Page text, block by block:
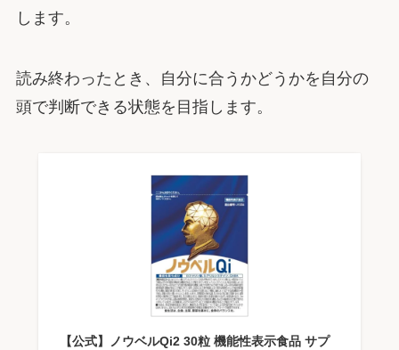
します。
読み終わったとき、自分に合うかどうかを自分の
頭で判断できる状態を目指します。
【公式】ノウベルQi2 30粒 機能性表示食品 サプ